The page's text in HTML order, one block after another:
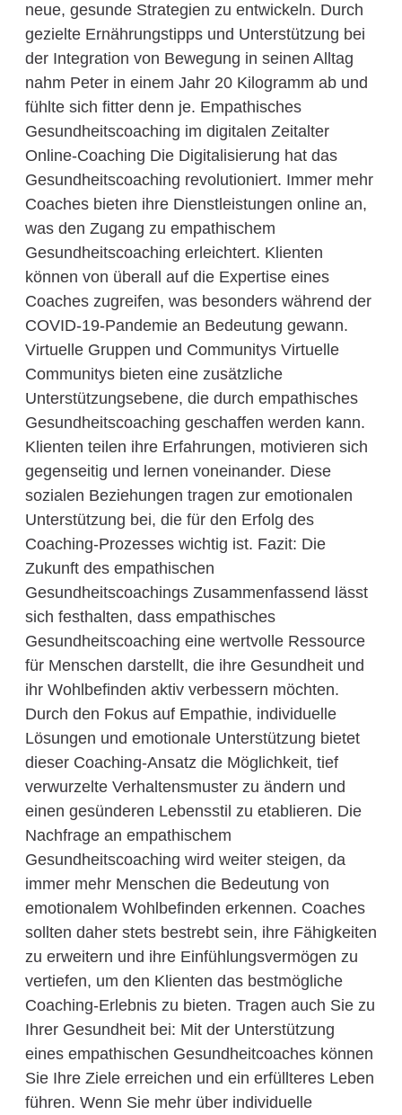
neue, gesunde Strategien zu entwickeln. Durch
gezielte Ernährungstipps und Unterstützung bei
der Integration von Bewegung in seinen Alltag
nahm Peter in einem Jahr 20 Kilogramm ab und
fühlte sich fitter denn je. Empathisches
Gesundheitscoaching im digitalen Zeitalter
Online-Coaching Die Digitalisierung hat das
Gesundheitscoaching revolutioniert. Immer mehr
Coaches bieten ihre Dienstleistungen online an,
was den Zugang zu empathischem
Gesundheitscoaching erleichtert. Klienten
können von überall auf die Expertise eines
Coaches zugreifen, was besonders während der
COVID-19-Pandemie an Bedeutung gewann.
Virtuelle Gruppen und Communitys Virtuelle
Communitys bieten eine zusätzliche
Unterstützungsebene, die durch empathisches
Gesundheitscoaching geschaffen werden kann.
Klienten teilen ihre Erfahrungen, motivieren sich
gegenseitig und lernen voneinander. Diese
sozialen Beziehungen tragen zur emotionalen
Unterstützung bei, die für den Erfolg des
Coaching-Prozesses wichtig ist. Fazit: Die
Zukunft des empathischen
Gesundheitscoachings Zusammenfassend lässt
sich festhalten, dass empathisches
Gesundheitscoaching eine wertvolle Ressource
für Menschen darstellt, die ihre Gesundheit und
ihr Wohlbefinden aktiv verbessern möchten.
Durch den Fokus auf Empathie, individuelle
Lösungen und emotionale Unterstützung bietet
dieser Coaching-Ansatz die Möglichkeit, tief
verwurzelte Verhaltensmuster zu ändern und
einen gesünderen Lebensstil zu etablieren. Die
Nachfrage an empathischem
Gesundheitscoaching wird weiter steigen, da
immer mehr Menschen die Bedeutung von
emotionalem Wohlbefinden erkennen. Coaches
sollten daher stets bestrebt sein, ihre Fähigkeiten
zu erweitern und ihre Einfühlungsvermögen zu
vertiefen, um den Klienten das bestmögliche
Coaching-Erlebnis zu bieten. Tragen auch Sie zu
Ihrer Gesundheit bei: Mit der Unterstützung
eines empathischen Gesundheitcoaches können
Sie Ihre Ziele erreichen und ein erfüllteres Leben
führen. Wenn Sie mehr über individuelle